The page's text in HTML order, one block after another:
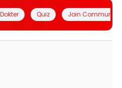
Quiz Join Community